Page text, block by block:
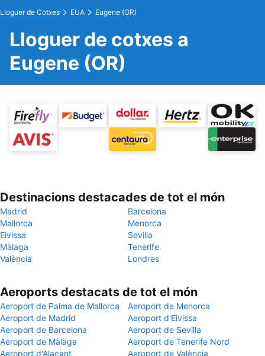
Lloguer de Cotxes EUA Eugene (OR)
Lloguer de cotxes a
Eugene (OR)
Destinacions destacades de tot el món
Madrid
Barcelona
Mallorca
Menorca
Eivissa
Sevilla
Màlaga
Tenerife
València
Londres
Aeroports destacats de tot el món
Aeroport de Palma de Mallorca
Aeroport de Menorca
Aeroport de Madrid
Aeroport d'Eivissa
Aeroport de Barcelona
Aeroport de Sevilla
Aeroport de Màlaga
Aeroport de Tenerife Nord
Aeroport d'Alacant
Aeroport de València